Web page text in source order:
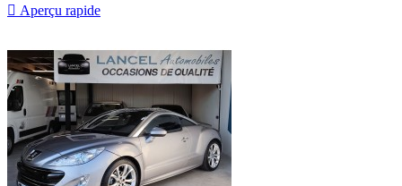
 Aperçu rapide